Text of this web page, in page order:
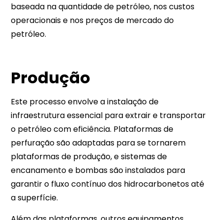
baseada na quantidade de petróleo, nos custos
operacionais e nos preços de mercado do
petróleo.
Produção
Este processo envolve a instalação de
infraestrutura essencial para extrair e transportar
o petróleo com eficiência. Plataformas de
perfuração são adaptadas para se tornarem
plataformas de produção, e sistemas de
encanamento e bombas são instalados para
garantir o fluxo contínuo dos hidrocarbonetos até
a superfície.